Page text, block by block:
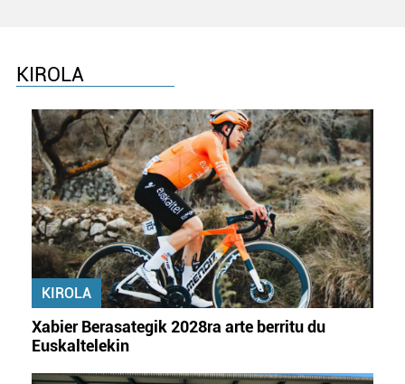
KIROLA
KIROLA
Xabier Berasategik 2028ra arte berritu du
Euskaltelekin